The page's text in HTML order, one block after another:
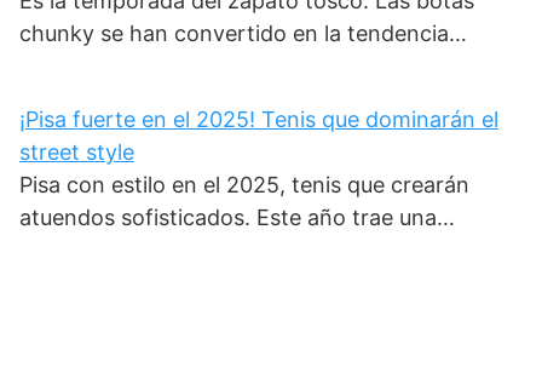
chunky se han convertido en la tendencia…
¡Pisa fuerte en el 2025! Tenis que dominarán el
street style
Pisa con estilo en el 2025, tenis que crearán
atuendos sofisticados. Este año trae una…